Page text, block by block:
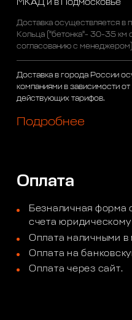
МКАД и в Подмосковье
Доставка осуществляется в
Кольца ("бетонка"- 30-35 км
согласованию с менеджером)
Доставка в города России
компаниями в зависимости
действующих тарифов.
Подробнее
Оплата
Безналичная форма
счета юридическому
Оплата наличными в
Оплата на
Оплата через сайт.